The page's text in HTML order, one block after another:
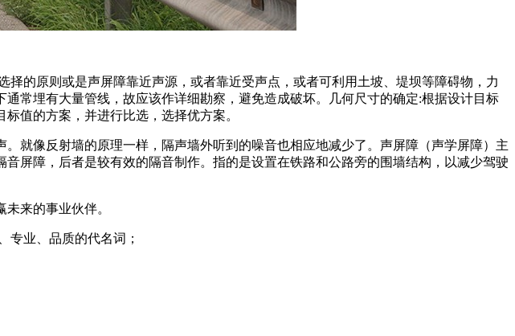
的原则或是声屏障靠近声源，或者靠近受声点，或者可利用土坡、堤坝等障碍物，力
常埋有大量管线，故应该作详细勘察，避免造成破坏。几何尺寸的确定:根据设计目标
值的方案，并进行比选，选择优方案。
就像反射墙的原理一样，隔声墙外听到的噪音也相应地减少了。声屏障（声学屏障）主
屏障，后者是较有效的隔音制作。指的是设置在铁路和公路旁的围墙结构，以减少驾驶
来的事业伙伴。
专业、品质的代名词；